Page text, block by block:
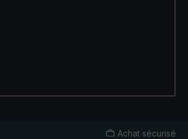
Achat sécurisé